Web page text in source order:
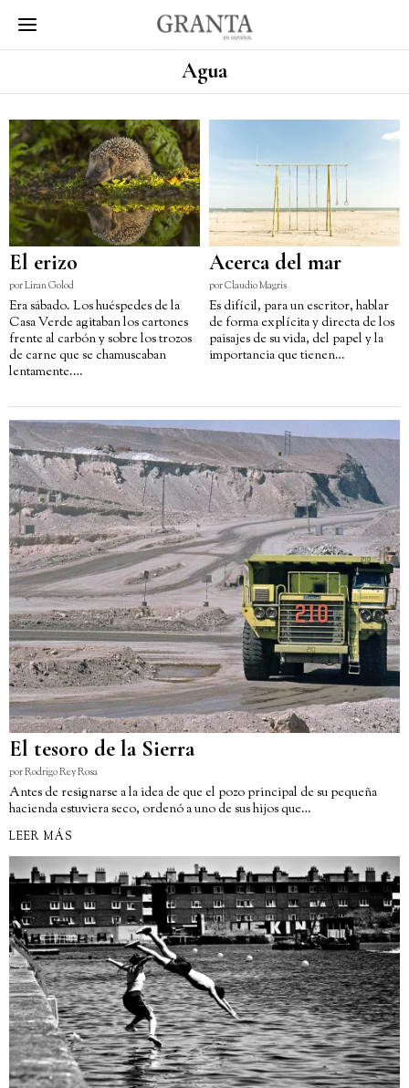
Agua
El erizo
porLiran Golod
Era sábado. Los huéspedes de la
Casa Verde agitaban los cartones
frente al carbón y sobre los trozos
de carne que se chamuscaban
lentamente.…
Acerca del mar
porClaudio Magris
Es difícil, para un escritor, hablar
de forma explícita y directa de los
paisajes de su vida, del papel y la
importancia que tienen…
El tesoro de la Sierra
porRodrigo Rey Rosa
Antes de resignarse a la idea de que el pozo principal de su pequeña
hacienda estuviera seco, ordenó a uno de sus hijos que…
LEER MÁS